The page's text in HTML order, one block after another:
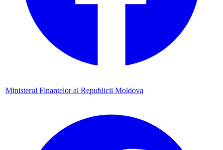
Ministerul Finantelor al Republicii Moldova